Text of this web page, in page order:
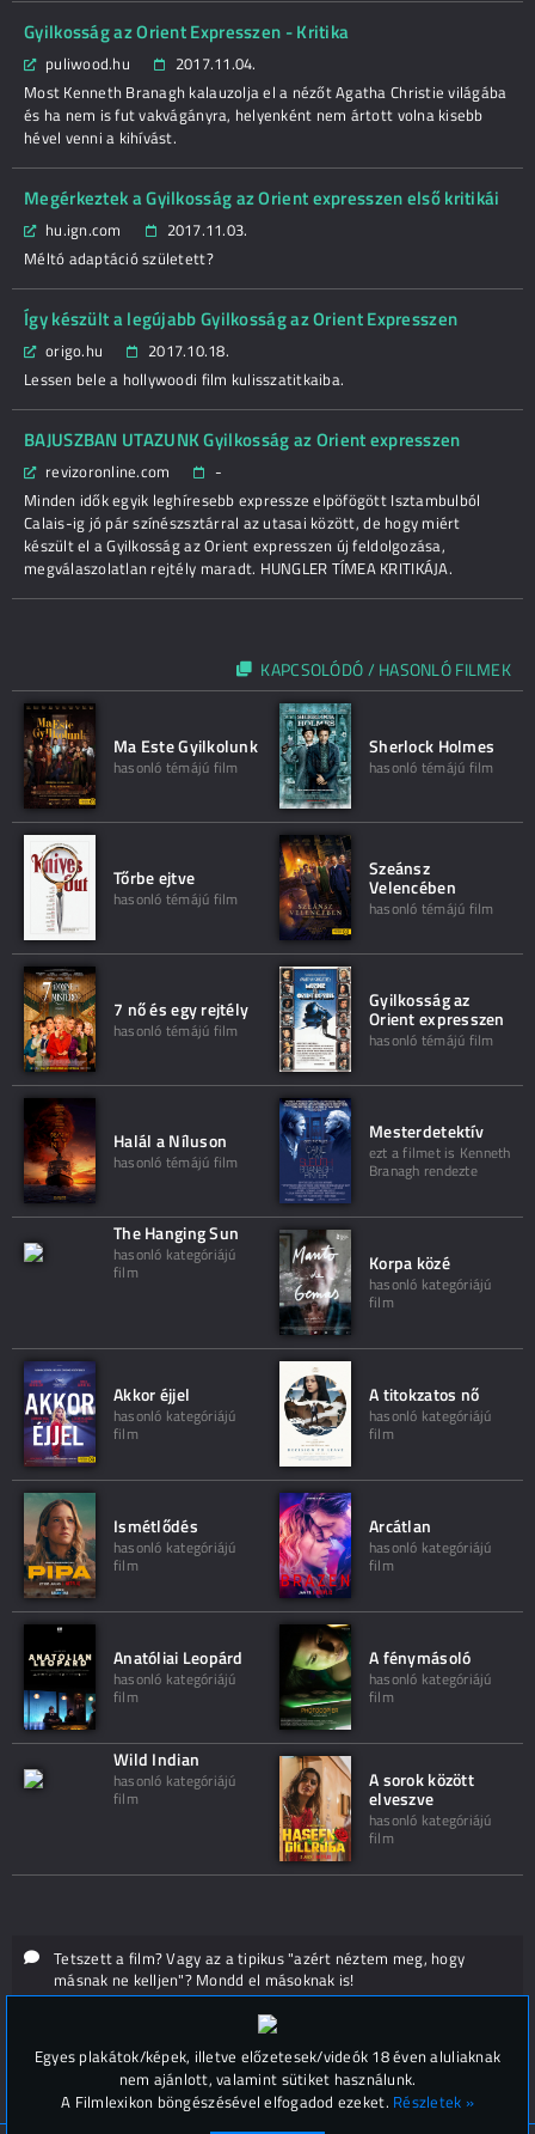
Gyilkosság az Orient Expresszen - Kritika
puliwood.hu
2017.11.04.
Most Kenneth Branagh kalauzolja el a nézőt Agatha Christie világába
és ha nem is fut vakvágányra, helyenként nem ártott volna kisebb
hével venni a kihívást.
Megérkeztek a Gyilkosság az Orient expresszen első kritikái
hu.ign.com
2017.11.03.
Méltó adaptáció született?
Így készült a legújabb Gyilkosság az Orient Expresszen
origo.hu
2017.10.18.
Lessen bele a hollywoodi film kulisszatitkaiba.
BAJUSZBAN UTAZUNK Gyilkosság az Orient expresszen
revizoronline.com
-
Minden idők egyik leghíresebb expressze elpöfögött Isztambulból
Calais-ig jó pár színészsztárral az utasai között, de hogy miért
készült el a Gyilkosság az Orient expresszen új feldolgozása,
megválaszolatlan rejtély maradt. HUNGLER TÍMEA KRITIKÁJA.
KAPCSOLÓDÓ / HASONLÓ FILMEK
Ma Este Gyilkolunk
hasonló témájú film
Sherlock Holmes
hasonló témájú film
Tőrbe ejtve
hasonló témájú film
Szeánsz
Velencében
hasonló témájú film
7 nő és egy rejtély
hasonló témájú film
Gyilkosság az
Orient expresszen
hasonló témájú film
Halál a Níluson
hasonló témájú film
Mesterdetektív
ezt a filmet is Kenneth
Branagh rendezte
The Hanging Sun
hasonló kategóriájú
film Korpa közé
hasonló kategóriájú
film
Akkor éjjel
hasonló kategóriájú
film
A titokzatos nő
hasonló kategóriájú
film
Ismétlődés
hasonló kategóriájú
film
Arcátlan
hasonló kategóriájú
film
Anatóliai Leopárd
hasonló kategóriájú
film
A fénymásoló
hasonló kategóriájú
film
Wild Indian
hasonló kategóriájú
film
A sorok között
elveszve
hasonló kategóriájú
film
Tetszett a film? Vagy az a tipikus "azért néztem meg, hogy
másnak ne kelljen"? Mondd el másoknak is!
Hozzászólások (
Egyes plakátok/képek, illetve előzetesek/videók 18 éven aluliaknak
nem ajánlott, valamint sütiket használunk.
A Filmlexikon böngészésével elfogadod ezeket. Részletek »